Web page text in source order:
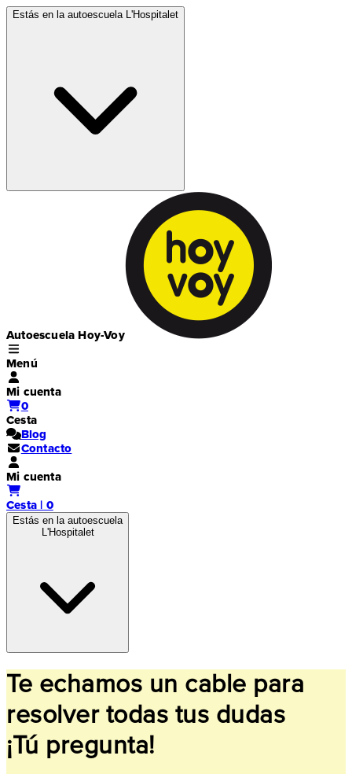
Estás en la autoescuela L'Hospitalet
Autoescuela Hoy-Voy
Menú
Mi cuenta
0
Cesta
Blog
Contacto
Mi cuenta
Cesta | 0
Estás en la autoescuela
L'Hospitalet
Te echamos un cable para
resolver todas tus dudas
¡Tú pregunta!